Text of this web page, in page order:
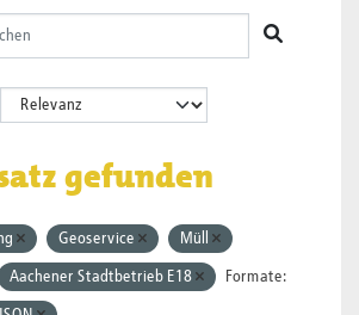
gefunden
Geoservice Müll
Aachener Stadtbetrieb E18 Formate: